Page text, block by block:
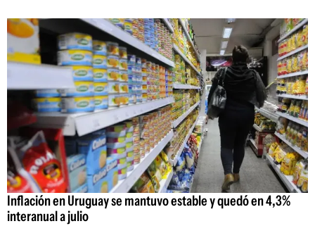
Inflación en Uruguay se mantuvo estable y quedó en 4,3%
interanual a julio